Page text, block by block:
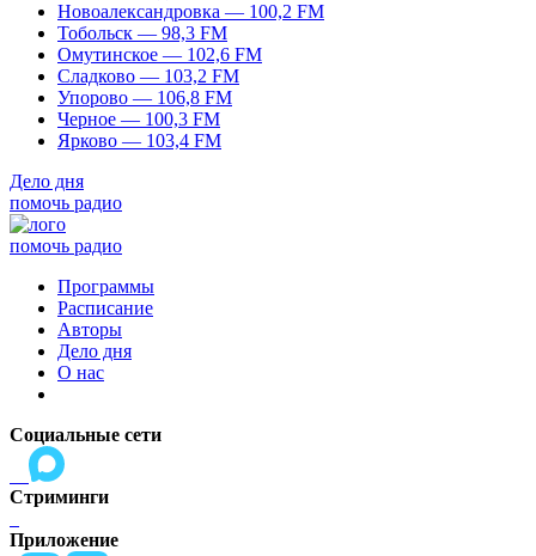
Новоалександровка — 100,2 FM
Тобольск — 98,3 FM
Омутинское — 102,6 FM
Сладково — 103,2 FM
Упорово — 106,8 FM
Черное — 100,3 FM
Ярково — 103,4 FM
Дело дня
помочь радио
помочь радио
Программы
Расписание
Авторы
Дело дня
О нас
Социальные сети
Стриминги
Приложение